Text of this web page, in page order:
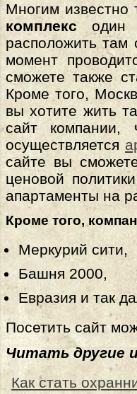
Многим известно
комплекс один
расположить
момент
сможете также
Кроме того,
вы хотите жить
сайт компании,
осуществляется
сайте вы
ценовой
апартаменты на
Кроме того,
Меркурий сити,
Башня 2000,
Евразия и так
Посетить сайт
Читать другие
Как стать